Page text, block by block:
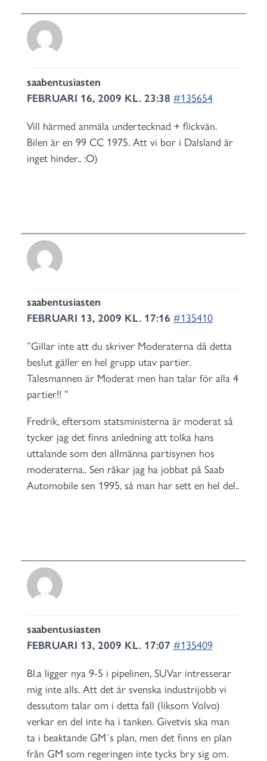
saabentusiasten
FEBRUARI 16, 2009 KL. 23:38 #135654
Vill härmed anmäla undertecknad + flickvän.
Bilen är en 99 CC 1975. Att vi bor i Dalsland är
inget hinder.. :O)
saabentusiasten
FEBRUARI 13, 2009 KL. 17:16 #135410
”Gillar inte att du skriver Moderaterna då detta
beslut gäller en hel grupp utav partier.
Talesmannen är Moderat men han talar för alla 4
partier!! ”
Fredrik, eftersom statsministerna är moderat så
tycker jag det finns anledning att tolka hans
uttalande som den allmänna partisynen hos
moderaterna.. Sen råkar jag ha jobbat på Saab
Automobile sen 1995, så man har sett en hel del..
saabentusiasten
FEBRUARI 13, 2009 KL. 17:07 #135409
Bl.a ligger nya 9-5 i pipelinen, SUVar intresserar
mig inte alls. Att det är svenska industrijobb vi
dessutom talar om i detta fall (liksom Volvo)
verkar en del inte ha i tanken. Givetvis ska man
ta i beaktande GM´s plan, men det finns en plan
från GM som regeringen inte tycks bry sig om.